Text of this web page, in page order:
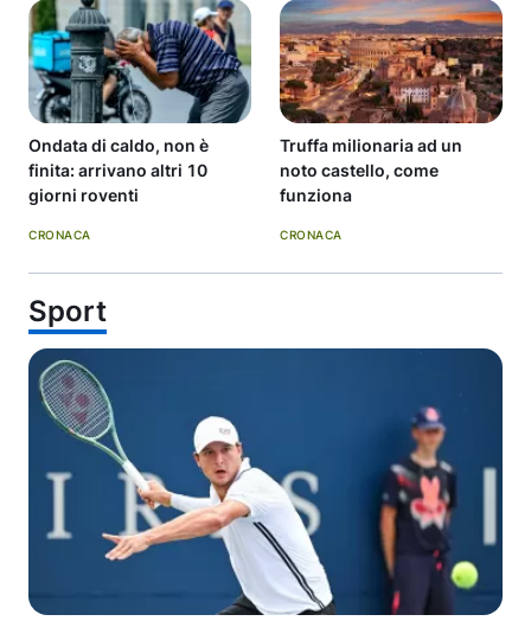
Ondata di caldo, non è
finita: arrivano altri 10
giorni roventi
CRONACA
Truffa milionaria ad un
noto castello, come
funziona
CRONACA
Sport